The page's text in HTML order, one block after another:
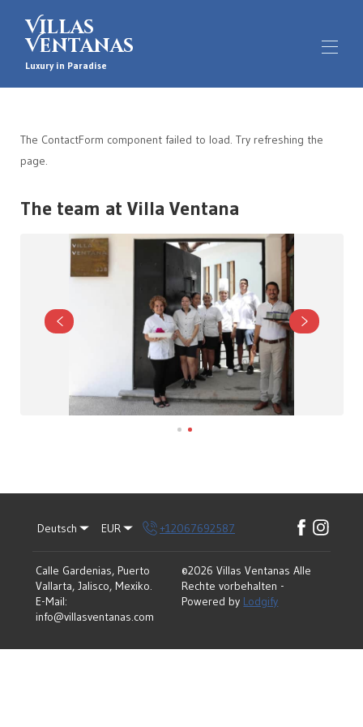
Villas
Ventanas
Luxury in Paradise
Fensterhaus ▾
Kontaktieren Sie uns
The ContactForm component failed to load. Try refreshing the
page.
The team at Villa Ventana
Deutsch EUR +12067692587
Calle Gardenias, Puerto
Vallarta, Jalisco, Mexiko.
E-Mail:
info@villasventanas.com
©2026 Villas Ventanas Alle
Rechte vorbehalten -
Powered by Lodgify